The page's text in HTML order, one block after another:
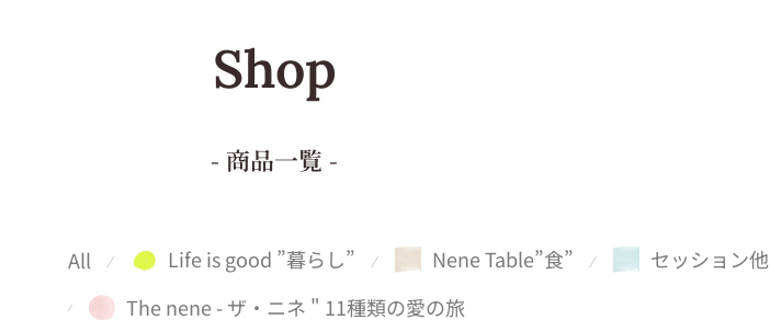
Shop
- 商品一覧 -
All ⁄ Life is good ”暮らし” ⁄ Nene Table”食” ⁄ セッション他
⁄ The nene - ザ・ニネ " 11種類の愛の旅